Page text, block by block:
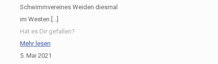
Schwimmvereines Weiden diesmal
im Westen […]
Hat es Dir gefallen?
Mehr lesen
5. Mai 2021